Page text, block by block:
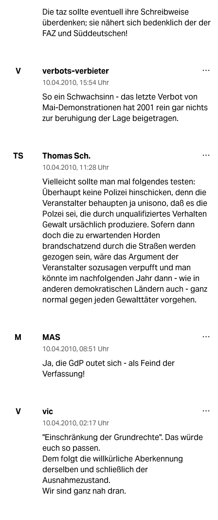
Die taz sollte eventuell ihre Schreibweise
überdenken; sie nähert sich bedenklich der der
FAZ und Süddeutschen!
V verbots-verbieter
10.04.2010, 15:54 Uhr
So ein Schwachsinn - das letzte Verbot von
Mai-Demonstrationen hat 2001 rein gar nichts
zur beruhigung der Lage beigetragen.
TS Thomas Sch.
10.04.2010, 11:28 Uhr
Vielleicht sollte man mal folgendes testen:
Überhaupt keine Polizei hinschicken, denn die
Veranstalter behaupten ja unisono, daß es die
Polzei sei, die durch unqualifiziertes Verhalten
Gewalt ursächlich produziere. Sofern dann
doch die zu erwartenden Horden
brandschatzend durch die Straßen werden
gezogen sein, wäre das Argument der
Veranstalter sozusagen verpufft und man
könnte im nachfolgenden Jahr dann - wie in
anderen demokratischen Ländern auch - ganz
normal gegen jeden Gewalttäter vorgehen.
M MAS
10.04.2010, 08:51 Uhr
Ja, die GdP outet sich - als Feind der
Verfassung!
V vic
10.04.2010, 02:17 Uhr
"Einschränkung der Grundrechte". Das würde
euch so passen.
Dem folgt die willkürliche Aberkennung
derselben und schließlich der
Ausnahmezustand.
Wir sind ganz nah dran.